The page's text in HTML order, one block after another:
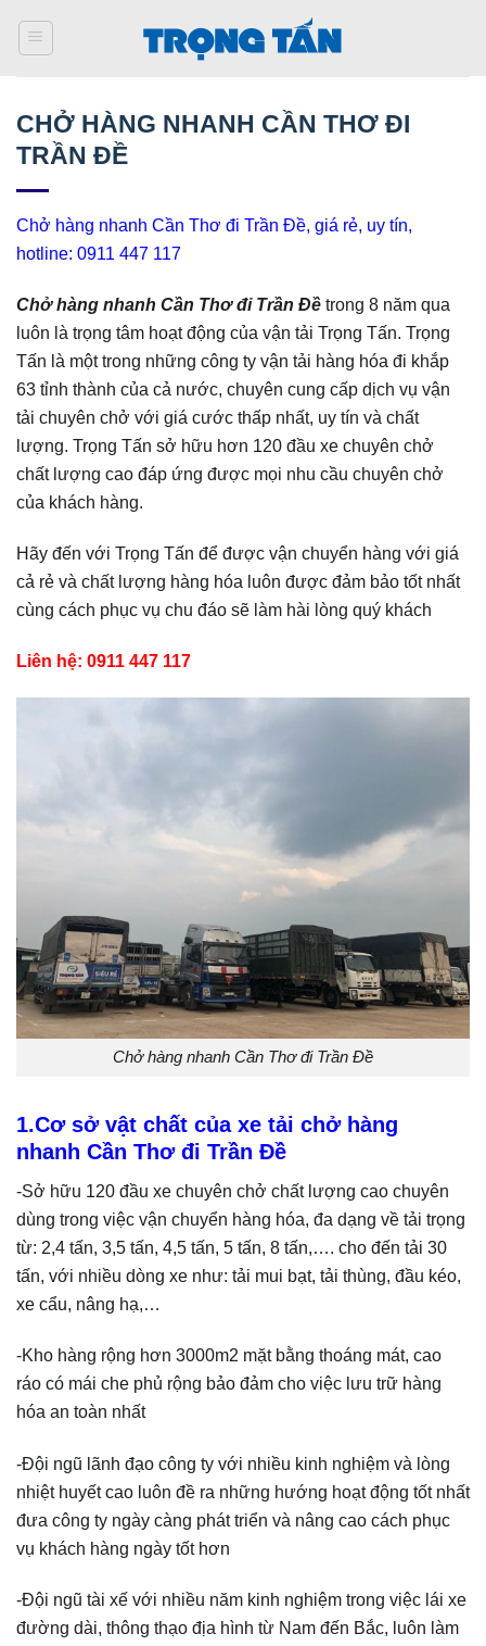
qua
CHỞ HÀNG NHANH CẦN THƠ ĐI
TRẦN ĐỀ
Chở hàng nhanh Cần Thơ đi Trần Đề, giá rẻ, uy tín,
hotline: 0911 447 117
Chở hàng nhanh Cần Thơ đi Trần Đề trong 8 năm qua
luôn là trọng tâm hoạt động của vận tải Trọng Tấn. Trọng
Tấn là một trong những công ty vận tải hàng hóa đi khắp
63 tỉnh thành của cả nước, chuyên cung cấp dịch vụ vận
tải chuyên chở với giá cước thấp nhất, uy tín và chất
lượng. Trọng Tấn sở hữu hơn 120 đầu xe chuyên chở
chất lượng cao đáp ứng được mọi nhu cầu chuyên chở
của khách hàng.
Hãy đến với Trọng Tấn để được vận chuyển hàng với giá
cả rẻ và chất lượng hàng hóa luôn được đảm bảo tốt nhất
cùng cách phục vụ chu đáo sẽ làm hài lòng quý khách
Liên hệ: 0911 447 117
Chở hàng nhanh Cần Thơ đi Trần Đề
1.Cơ sở vật chất của xe tải chở hàng
nhanh Cần Thơ đi Trần Đề
-Sở hữu 120 đầu xe chuyên chở chất lượng cao chuyên
dùng trong việc vận chuyển hàng hóa, đa dạng về tải trọng
từ: 2,4 tấn, 3,5 tấn, 4,5 tấn, 5 tấn, 8 tấn,…. cho đến tải 30
tấn, với nhiều dòng xe như: tải mui bạt, tải thùng, đầu kéo,
xe cẩu, nâng hạ,…
-Kho hàng rộng hơn 3000m2 mặt bằng thoáng mát, cao
ráo có mái che phủ rộng bảo đảm cho việc lưu trữ hàng
hóa an toàn nhất
-Đội ngũ lãnh đạo công ty với nhiều kinh nghiệm và lòng
nhiệt huyết cao luôn đề ra những hướng hoạt động tốt nhất
đưa công ty ngày càng phát triển và nâng cao cách phục
vụ khách hàng ngày tốt hơn
-Đội ngũ tài xế với nhiều năm kinh nghiệm trong việc lái xe
đường dài, thông thạo địa hình từ Nam đến Bắc, luôn làm